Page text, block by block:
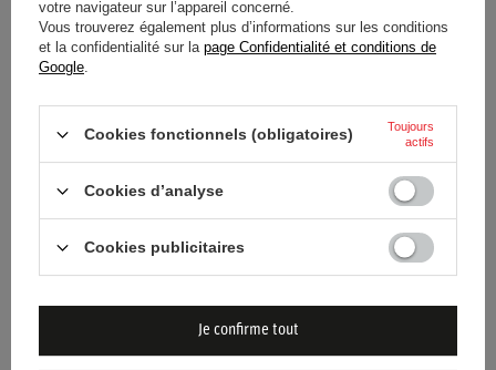
Entité responsable de ce
produit dans l'UE
Stilo s.r.l. Lire la suite
Nouveaux produits
Couleur Noir
Groupe d'âge Adultes
Autre Fibre de carbone
votre navigateur sur l’appareil concerné.
Vous trouverez également plus d’informations sur les conditions
et la confidentialité sur la page Confidentialité et conditions de
Google.
Cookies fonctionnels (obligatoires)
Toujours
actifs
Cookies d’analyse
Cookies publicitaires
Je confirme tout